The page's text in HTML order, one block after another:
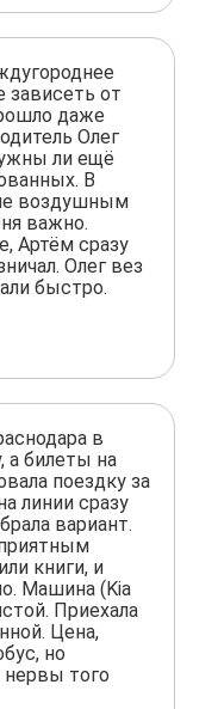
зависеть от
даже
Олег
ли ещё
В
воздушным
важно.
Артём сразу
Олег вез
быстро.
в
а билеты на
поездку за
линии сразу
вариант.
книги, и
Машина (Kia
Приехала
Цена,
но
того